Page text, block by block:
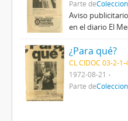
Parte de
Aviso
en el diario El
¿Para qué?
CL CIDOC 03-2-1-
1972-08-21
Parte de